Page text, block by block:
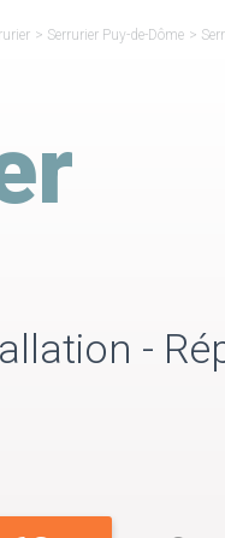
> Serrurier Puy-de-Dôme >
-